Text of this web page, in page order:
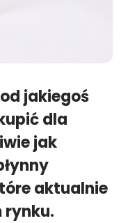
jakiegoś
dla
jak
aktualnie
rynku.